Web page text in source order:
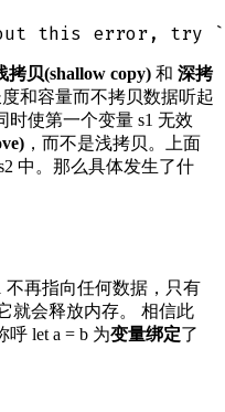
拷贝(shallow copy) 和 深拷
和容量而不拷贝数据听起
时使第一个变量 s1 无效
，而不是浅拷贝。上面
中。那么具体发生了什
不再指向任何数据，只有
就会释放内存。 相信此
let a = b 为变量绑定了